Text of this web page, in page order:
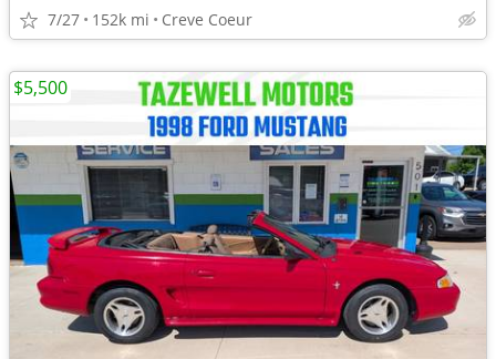
7/27 152k mi Creve Coeur
$5,500